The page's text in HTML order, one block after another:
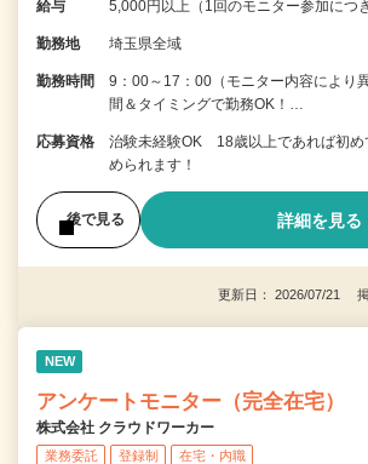
給与 5,000円以上（1回のモニター参加に
勤務地 埼玉県全域
勤務時間
9：00～17：00（モニター内容により
間＆タイミングで勤務OK！…
応募資格
治験未経験OK 18歳以上であれば初め
められます！
後で見る 詳細を見る
更新日： 2026/07/21
NEW
アンケートモニター（完全在宅）
株式会社 クラウドワーカー
業務委託 登録制 在宅・内職